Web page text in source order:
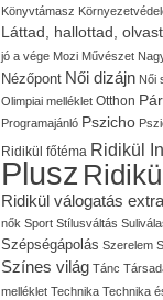
Könyvtámasz
Láttad, hallottad,
jó a vége Mozi Művészet
Nézőpont Női dizájn Női
Olimpiai melléklet Otthon
Programajánló Pszicho
Ridikül főtéma Ridikül
Plusz
Ridikül válogatás extra
nők Sport Stílusváltás
Szépségápolás Szerelem
Színes világ Tánc
melléklet Technika Technika